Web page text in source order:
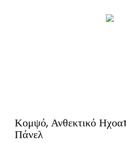
Κομψό, Ανθεκτικό
Πάνελ